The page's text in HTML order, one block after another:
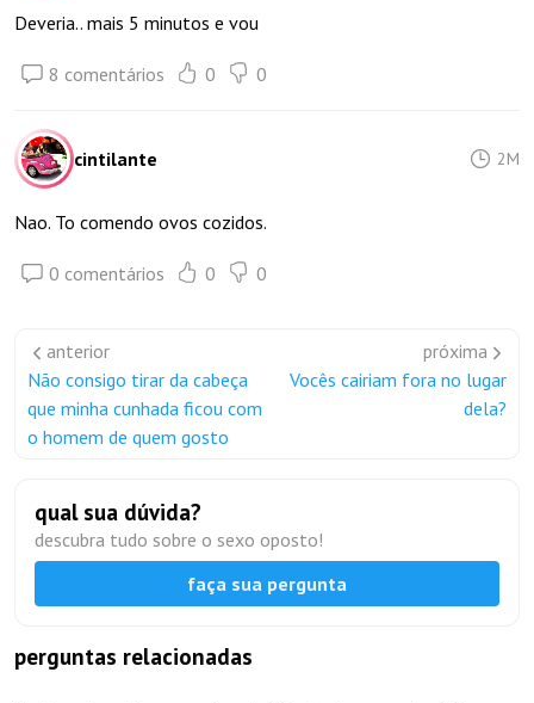
Deveria.. mais 5 minutos e vou
8 comentários 0 0
cintilante 2M
Nao. To comendo ovos cozidos.
0 comentários 0 0
anterior
Não consigo tirar da cabeça
que minha cunhada ficou com
o homem de quem gosto
próxima
Vocês cairiam fora no lugar
dela?
qual sua dúvida?
descubra tudo sobre o sexo oposto!
faça sua pergunta
perguntas relacionadas